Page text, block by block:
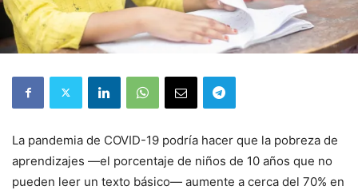
La pandemia de COVID-19 podría hacer que la pobreza de
aprendizajes —el porcentaje de niños de 10 años que no
pueden leer un texto básico— aumente a cerca del 70% en